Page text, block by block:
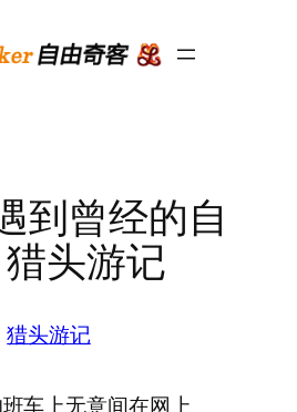
到曾经的自
猎头游记
猎头游记
车上无意间在网上